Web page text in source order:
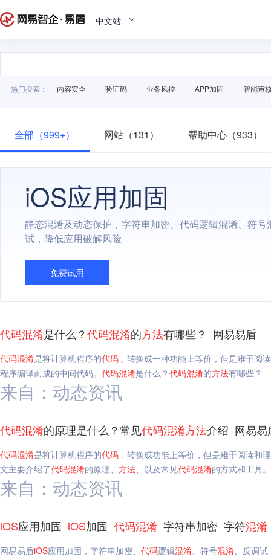
中文站
热门搜索： 内容安全 验证码 业务风控 APP加固 智能审
全部（999+） 网站（131） 帮助中心（933）
iOS应用加固
静态混淆及动态保护，字符串加密、代码逻辑混淆、符号
试，降低应用破解风险
免费试用
代码混淆是什么？代码混淆的方法有哪些？_网易易盾
代码混淆是将计算机程序的代码 ，转换成一种功能上等价，但是难于阅
程序编译而成的中间代码。 代码混淆是什么？ 代码混淆的方法有哪些？
来自：动态资讯
代码混淆的原理是什么？常见代码混淆方法介绍_网易易
代码混淆是将计算机程序的代码 ，转换成功能上等价，但是难于阅读和
文主要介绍了代码混淆的原理、 方法、以及常见代码混淆的方式和工具。
来自：动态资讯
iOS应用加固_ iOS加固_ 代码混淆 _字符串加密_字符混淆
网易易盾iOS应用加固，字符串加密、 代码逻辑混淆、符号混淆、反调